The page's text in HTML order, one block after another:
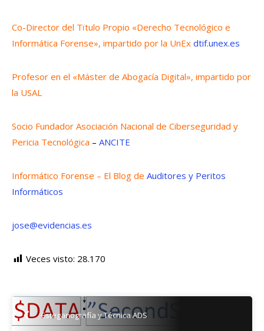
Co-Director del Tïtulo Propio «Derecho Tecnológico e
Informática Forense», impartido por la UnEx dtif.unex.es
Profesor en el «Máster de Abogacía Digital», impartido por
la USAL
Socio Fundador Asociación Nacional de Ciberseguridad y
Pericia Tecnológica – ANCITE
Informático Forense – El Blog de Auditores y Peritos
Informáticos
jose@evidencias.es
Veces visto: 28.170
Esteganografía y Técnica ADS